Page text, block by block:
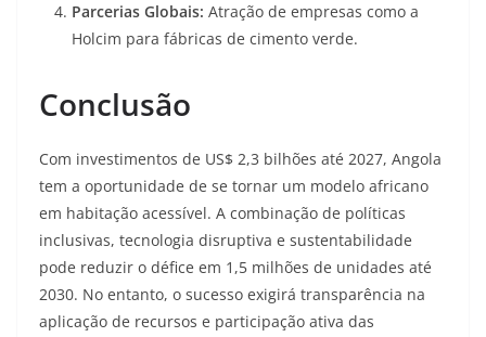
Parcerias Globais: Atração de empresas como a
Holcim para fábricas de cimento verde.
Conclusão
Com investimentos de US$ 2,3 bilhões até 2027, Angola
tem a oportunidade de se tornar um modelo africano
em habitação acessível. A combinação de políticas
inclusivas, tecnologia disruptiva e sustentabilidade
pode reduzir o défice em 1,5 milhões de unidades até
2030. No entanto, o sucesso exigirá transparência na
aplicação de recursos e participação ativa das